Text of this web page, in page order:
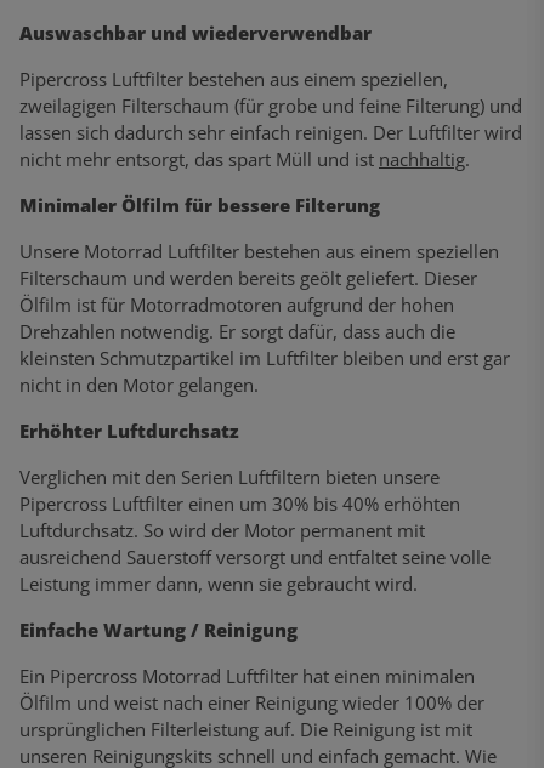
Auswaschbar und wiederverwendbar
Pipercross Luftfilter bestehen aus einem speziellen,
zweilagigen Filterschaum (für grobe und feine Filterung) und
lassen sich dadurch sehr einfach reinigen. Der Luftfilter wird
nicht mehr entsorgt, das spart Müll und ist nachhaltig.
Minimaler Ölfilm für bessere Filterung
Unsere Motorrad Luftfilter bestehen aus einem speziellen
Filterschaum und werden bereits geölt geliefert. Dieser
Ölfilm ist für Motorradmotoren aufgrund der hohen
Drehzahlen notwendig. Er sorgt dafür, dass auch die
kleinsten Schmutzpartikel im Luftfilter bleiben und erst gar
nicht in den Motor gelangen.
Erhöhter Luftdurchsatz
Verglichen mit den Serien Luftfiltern bieten unsere
Pipercross Luftfilter einen um 30% bis 40% erhöhten
Luftdurchsatz. So wird der Motor permanent mit
ausreichend Sauerstoff versorgt und entfaltet seine volle
Leistung immer dann, wenn sie gebraucht wird.
Einfache Wartung / Reinigung
Ein Pipercross Motorrad Luftfilter hat einen minimalen
Ölfilm und weist nach einer Reinigung wieder 100% der
ursprünglichen Filterleistung auf. Die Reinigung ist mit
unseren Reinigungskits schnell und einfach gemacht. Wie